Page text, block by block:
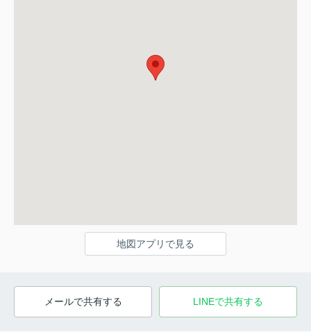
地図アプリで見る
メールで共有する LINEで共有する